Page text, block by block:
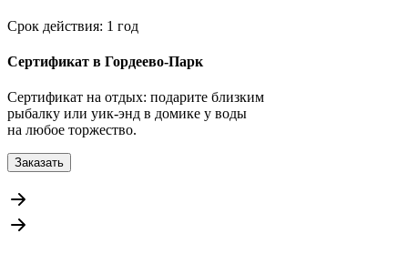
Срок действия: 1 год
Сертификат в Гордеево-Парк
Сертификат на отдых: подарите близким
рыбалку или уик-энд в домике у воды
на любое торжество.
Заказать